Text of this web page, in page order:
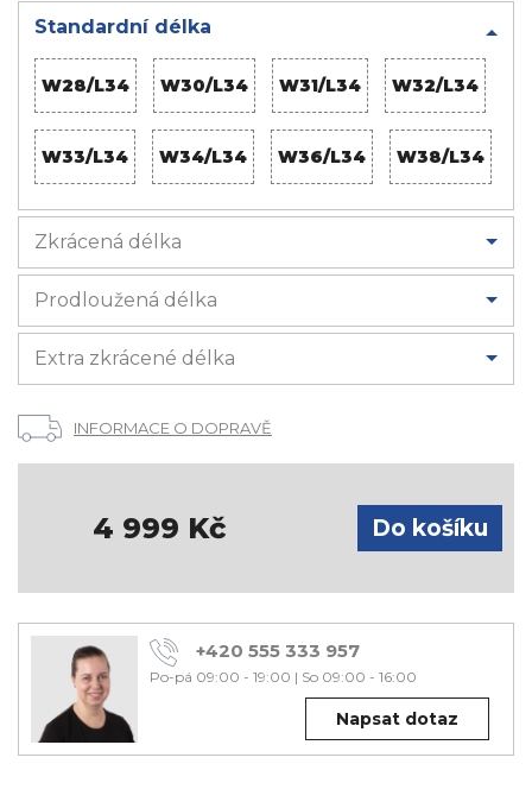
Standardní délka
W28/L34 W30/L34 W31/L34 W32/L34
W33/L34 W34/L34 W36/L34 W38/L34
Zkrácená délka
Prodloužená délka
Extra zkrácené délka
INFORMACE O DOPRAVĚ
4 999 Kč
+420 555 333 957
Po-pá 09:00 - 19:00 | So 09:00 - 16:00
Napsat dotaz